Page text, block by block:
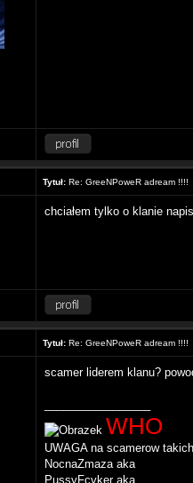
Tytuł: Re: GreeNPoweR adream !!!!
chciałem tylko o klanie
Tytuł: Re: GreeNPoweR adream !!!!
scamer liderem klanu?
WHO
UWAGA na scamerow
NocnaZmaza aka
PussyFcvker aka